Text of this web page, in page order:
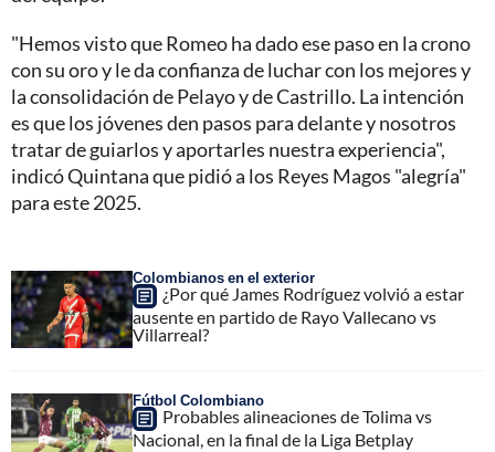
"Hemos visto que Romeo ha dado ese paso en la crono
con su oro y le da confianza de luchar con los mejores y
la consolidación de Pelayo y de Castrillo. La intención
es que los jóvenes den pasos para delante y nosotros
tratar de guiarlos y aportarles nuestra experiencia",
indicó Quintana que pidió a los Reyes Magos "alegría"
para este 2025.
Colombianos en el exterior
¿Por qué James Rodríguez volvió a estar
ausente en partido de Rayo Vallecano vs
Villarreal?
Fútbol Colombiano
Probables alineaciones de Tolima vs
Nacional, en la final de la Liga Betplay